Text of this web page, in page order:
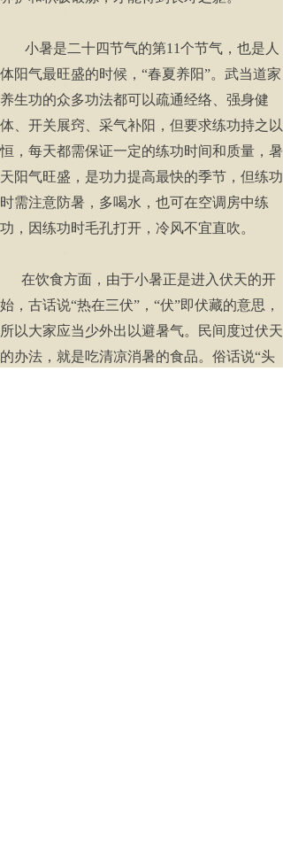
小暑是二十四节气的第11个节气，也是人
体阳气最旺盛的时候，“春夏养阳”。武当道家
养生功的众多功法都可以疏通经络、强身健
体、开关展窍、采气补阳，但要求练功持之以
恒，每天都需保证一定的练功时间和质量，暑
天阳气旺盛，是功力提高最快的季节，但练功
时需注意防暑，多喝水，也可在空调房中练
功，因练功时毛孔打开，冷风不宜直吹。
在饮食方面，由于小暑正是进入伏天的开
始，古话说“热在三伏”，“伏”即伏藏的意思，
所以大家应当少外出以避暑气。民间度过伏天
的办法，就是吃清凉消暑的食品。俗话说“头